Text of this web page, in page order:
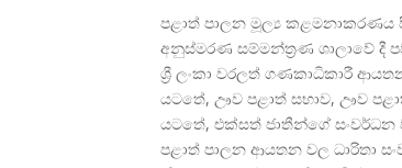
පළාත් පාලන මූල් ය කළමනාකරණය
අනුස්මරණ සම්මන්ත්රණ ශාලාවේ දී
ශ් රී ලංකා වරලත් ගණකාධිකාරී
යටතේ, ඌව පළාත් සභාව, ඌව
යටතේ, එක්සත් ජාතීන්ගේ සංවර්ධන
පළාත් පාලන ආයතන වල ධාරිතා